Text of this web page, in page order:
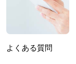
よくある質問